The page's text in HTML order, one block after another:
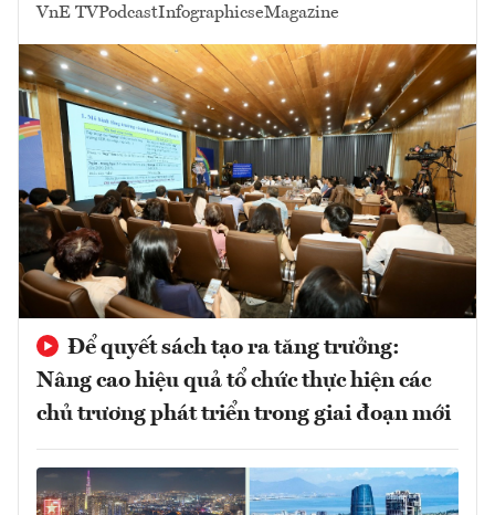
VnE TVPodcastInfographicseMagazine
Để quyết sách tạo ra tăng trưởng:
Nâng cao hiệu quả tổ chức thực hiện các
chủ trương phát triển trong giai đoạn mới